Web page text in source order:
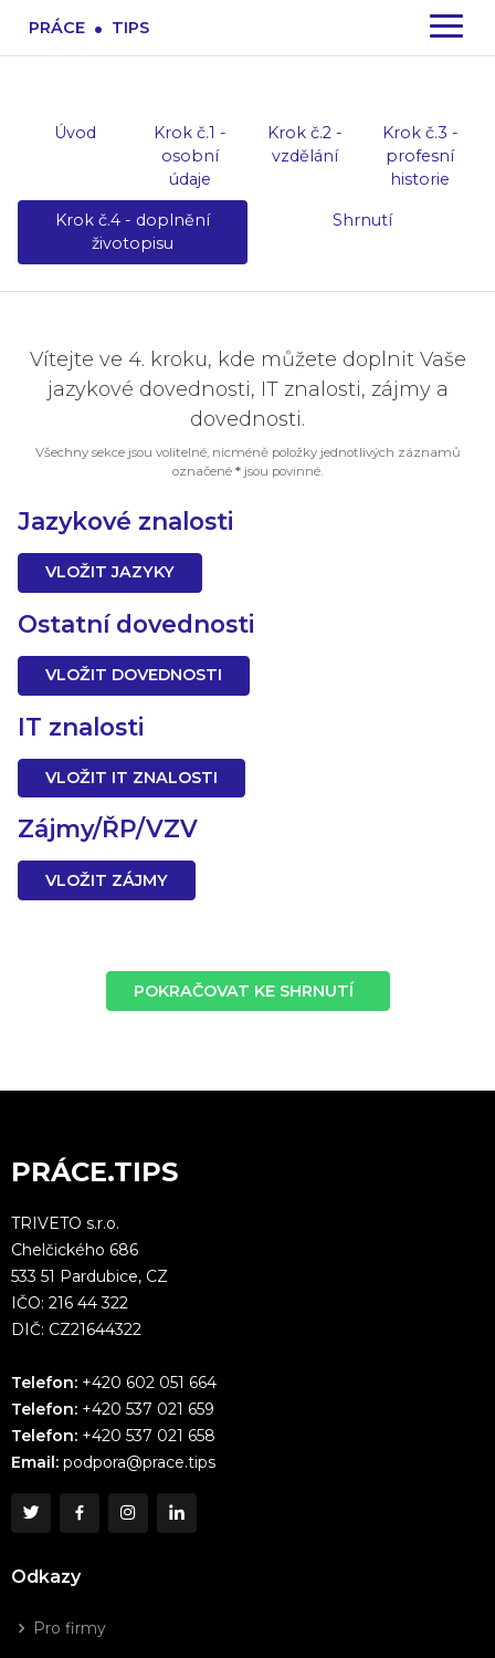
PRÁCE . TIPS
Úvod
Krok č.1 -
osobní
údaje
Krok č.2 -
vzdělání
Krok č.3 -
profesní
historie
Krok č.4 - doplnění
životopisu
Shrnutí
Vítejte ve 4. kroku, kde můžete doplnit Vaše
jazykové dovednosti, IT znalosti, zájmy a
dovednosti.
Všechny sekce jsou volitelné, nicméně položky jednotlivých záznamů
označené * jsou povinné.
Jazykové znalosti
VLOŽIT JAZYKY
Ostatní dovednosti
VLOŽIT DOVEDNOSTI
IT znalosti
VLOŽIT IT ZNALOSTI
Zájmy/ŘP/VZV
VLOŽIT ZÁJMY
POKRAČOVAT KE SHRNUTÍ
PRÁCE.TIPS
TRIVETO s.r.o.
Chelčického 686
533 51 Pardubice, CZ
IČO: 216 44 322
DIČ: CZ21644322
Telefon: +420 602 051 664
Telefon: +420 537 021 659
Telefon: +420 537 021 658
Email: podpora@prace.tips
Odkazy
Pro firmy